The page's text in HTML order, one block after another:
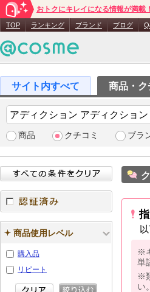
おトクにキレイになる情報が満載！
TOP ランキング ブランド ブログ
商品・ク
商品 クチコミ ブラ
※
単
※
い。
認証済み
商品使用レベル
購入品
リピート